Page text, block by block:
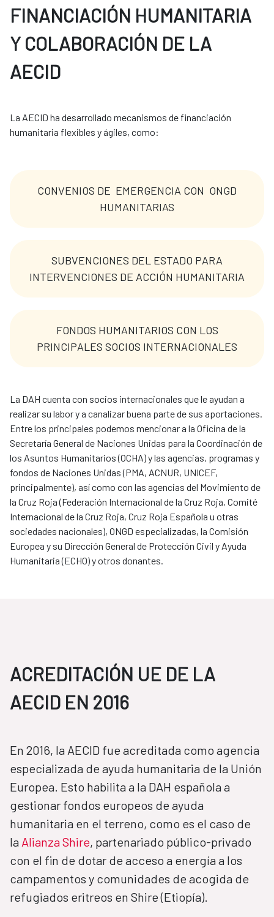
FINANCIACIÓN HUMANITARIA
Y COLABORACIÓN DE LA
AECID
La AECID ha desarrollado mecanismos de financiación
humanitaria flexibles y ágiles, como:
CONVENIOS DE EMERGENCIA CON ONGD
HUMANITARIAS
SUBVENCIONES DEL ESTADO PARA
INTERVENCIONES DE ACCIÓN HUMANITARIA
FONDOS HUMANITARIOS CON LOS
PRINCIPALES SOCIOS INTERNACIONALES
La DAH cuenta con socios internacionales que le ayudan a
realizar su labor y a canalizar buena parte de sus aportaciones.
Entre los principales podemos mencionar a la Oficina de la
Secretaría General de Naciones Unidas para la Coordinación de
los Asuntos Humanitarios (OCHA) y las agencias, programas y
fondos de Naciones Unidas (PMA, ACNUR, UNICEF,
principalmente), así como con las agencias del Movimiento de
la Cruz Roja (Federación Internacional de la Cruz Roja, Comité
Internacional de la Cruz Roja, Cruz Roja Española u otras
sociedades nacionales), ONGD especializadas, la Comisión
Europea y su Dirección General de Protección Civil y Ayuda
Humanitaria (ECHO) y otros donantes.
ACREDITACIÓN UE DE LA
AECID EN 2016
​​​​​​​En 2016, la AECID fue acreditada como agencia
especializada de ayuda humanitaria de la Unión
Europea. Esto habilita a la DAH española a
gestionar fondos europeos de ayuda
humanitaria en el terreno, como es el caso de
la Alianza Shire, partenariado público-privado
con el fin de dotar de acceso a energía a los
campamentos y comunidades de acogida de
refugiados eritreos en Shire (Etiopía).